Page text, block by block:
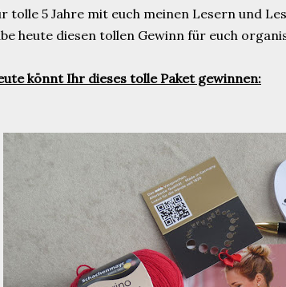
tolle 5 Jahre mit euch meinen Lesern und
heute diesen tollen Gewinn für euch
könnt Ihr dieses tolle Paket gewinnen: